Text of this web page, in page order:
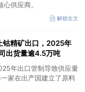
供应商。
解锁全文
钴精矿出口，2025年
出货量逾4.5万吨
年出口管制导致供应量
家在出产国建立了原料